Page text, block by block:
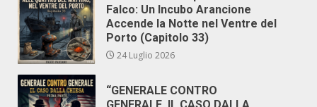
Falco: Un Incubo Arancione
Accende la Notte nel Ventre del
Porto (Capitolo 33)
24 Luglio 2026
“GENERALE CONTRO